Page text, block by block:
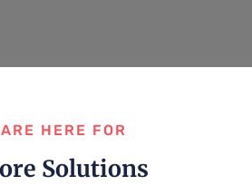
HERE FOR
Solutions